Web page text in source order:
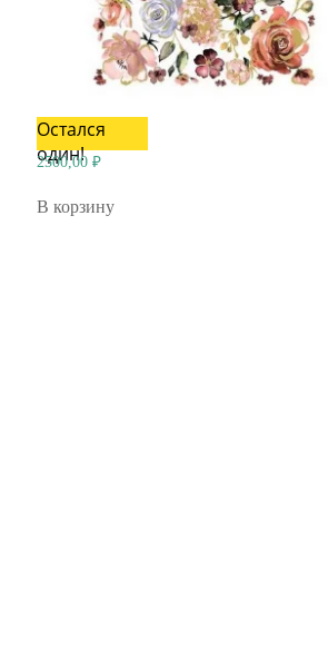
Остался
один!
2500,00 ₽
В корзину